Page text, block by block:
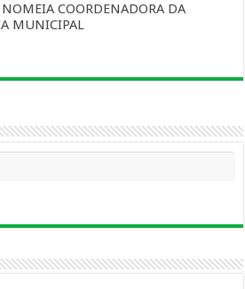
COORDENADORA DA
MUNICIPAL